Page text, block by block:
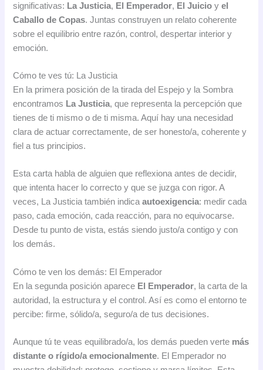
significativas: La Justicia, El Emperador, El Juicio yel
Caballo de Copas. Juntas construyen un relato coherente
sobre el equilibrio entre razón, control, despertar interior y
emoción.
Cómo te ves tú: La Justicia
En la primera posición de la tirada del Espejo y la Sombra
encontramos La Justicia, que representa la percepción que
tienes de ti mismo o de ti misma. Aquí hay una necesidad
clara de actuar correctamente, de ser honesto/a, coherente y
fiel a tus principios.
Esta carta habla de alguien que reflexiona antes de decidir,
que intenta hacer lo correcto y que se juzga con rigor. A
veces, La Justicia también indicaautoexigencia: medir cada
paso, cada emoción, cada reacción, para no equivocarse.
Desde tu punto de vista, estás siendo justo/a contigo y con
los demás.
Cómo te ven los demás: El Emperador
En la segunda posición aparece El Emperador, la carta de la
autoridad, la estructura y el control. Así es como el entorno te
percibe: firme, sólido/a, seguro/a de tus decisiones.
Aunque tú te veas equilibrado/a, los demás pueden verte más
distante o rígido/a emocionalmente. El Emperador no